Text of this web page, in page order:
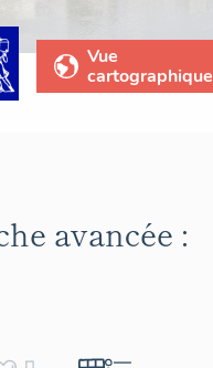
Vue
cartographique
avancée :